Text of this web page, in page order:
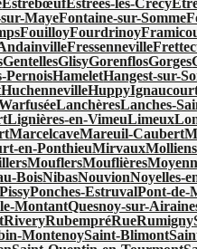
EstrébœufEstrées-lès-Crécy
MayeFontaine-sur-Somme
FouilloyFourdrinoy
Fressenneville
GentellesGlisyGorenflosGorges
PernoisHameletHangest-sur-
HuchennevilleHuppy
LanchèresLanches-
Lignières-en-VimeuLimeux
MarcelcaveMareuil-Caubert
en-PonthieuMirvaux
MouflersMouflières
BoisNibasNouvionNoyelles-
PissyPonches-EstruvalPont-de-
MontantQuesnoy-sur-
RiveryRubempréRueRumigny
MontenoySaint-Blimont